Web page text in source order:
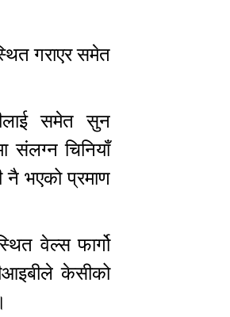
गराएर समेत
समेत सुन
संलग्न चिनियाँ
नै भएको प्रमाण
वेल्स फार्गो
केसीको